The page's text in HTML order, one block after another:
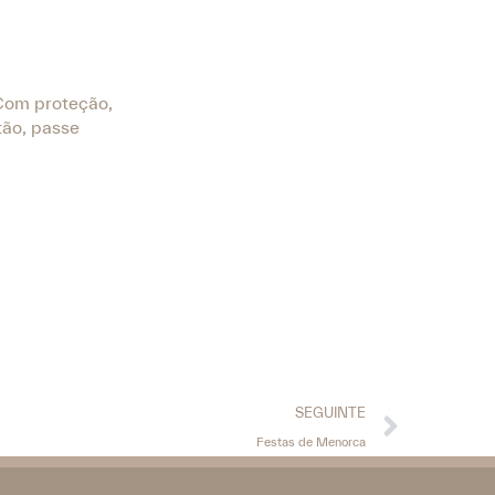
proteção,
passe
SEGUINTE
Festas de Menorca